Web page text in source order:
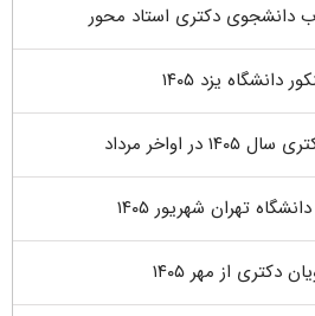
دانشجوی دکتری استاد محور
یزد ۱۴۰۵
اواخر مرداد
تهران شهریور ۱۴۰۵
از مهر ۱۴۰۵